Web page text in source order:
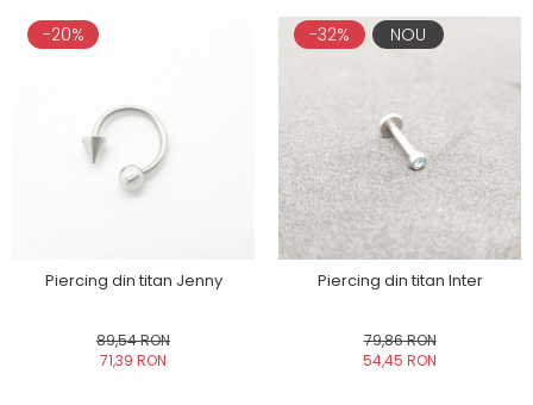
-20%
Piercing din titan Jenny
89,54 RON
71,39 RON
-32% NOU
Piercing din titan Inter
79,86 RON
54,45 RON